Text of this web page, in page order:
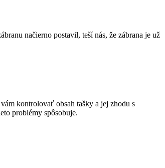
načierno postavil, teší nás, že zábrana je už
kontrolovať obsah tašky a jej zhodu s
problémy spôsobuje.